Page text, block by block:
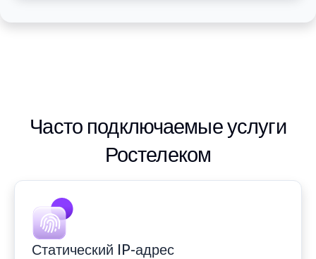
Часто подключаемые услуги
Ростелеком
Статический IP-адрес